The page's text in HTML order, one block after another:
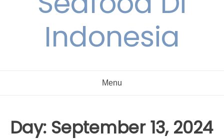
Indonesia
Menu
Day: September 13, 2024